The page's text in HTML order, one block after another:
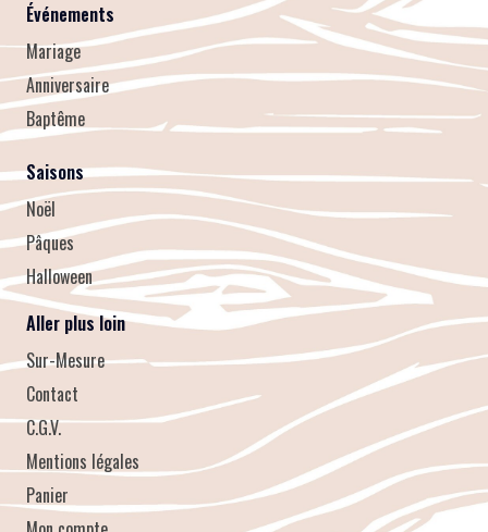
Événements
Mariage
Anniversaire
Baptême
Saisons
Noël
Pâques
Halloween
Aller plus loin
Sur-Mesure
Contact
C.G.V.
Mentions légales
Panier